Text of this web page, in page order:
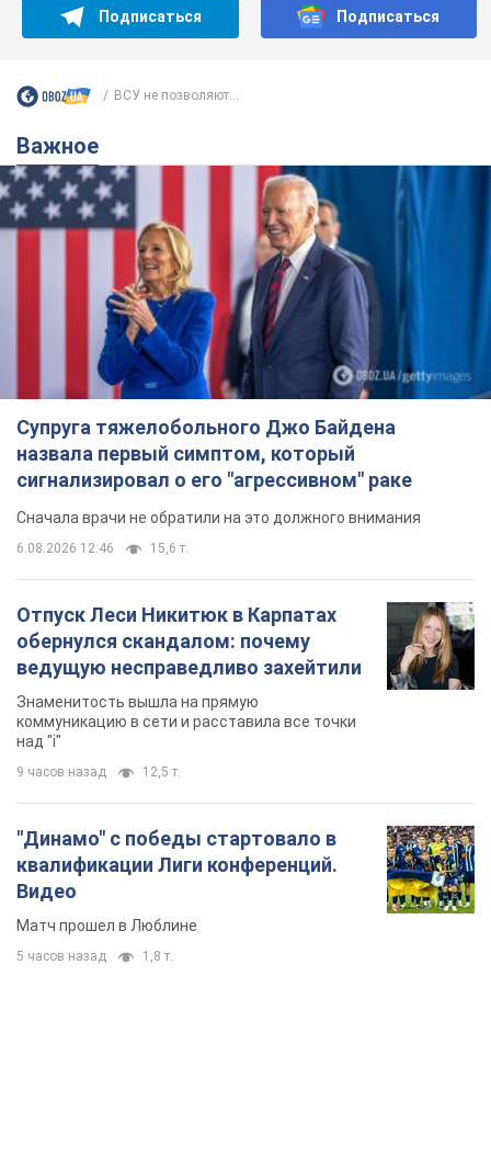
Подписаться Подписаться
ВСУ не позволяют...
Важное
Супруга тяжелобольного Джо Байдена
назвала первый симптом, который
сигнализировал о его "агрессивном" раке
Сначала врачи не обратили на это должного внимания
6.08.2026 12:46 15,6 т.
Отпуск Леси Никитюк в Карпатах
обернулся скандалом: почему
ведущую несправедливо захейтили
Знаменитость вышла на прямую
коммуникацию в сети и расставила все точки
над "i"
9 часов назад 12,5 т.
"Динамо" с победы стартовало в
квалификации Лиги конференций.
Видео
Матч прошел в Люблине
5 часов назад 1,8 т.